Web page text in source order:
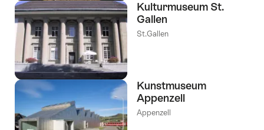
Kulturmuseum St.
Gallen
St.Gallen
Kunstmuseum
Appenzell
Appenzell